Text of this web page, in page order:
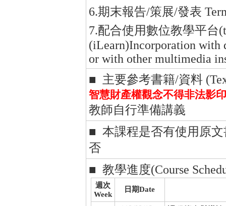
6.期末報告/策展/發表
7.配合使用數位教學平台
(iLearn)Incorporation
or with other multimedia
■ 主要參考書籍/資料
智慧財產權觀念不得非法影
教師自行準備講義
■ 本課程是否有使用原
否
■ 教學進度(Course
週次
Week
日期Date